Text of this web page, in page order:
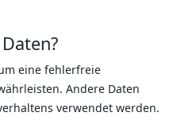
eine fehlerfreie
Andere Daten
verwendet werden.